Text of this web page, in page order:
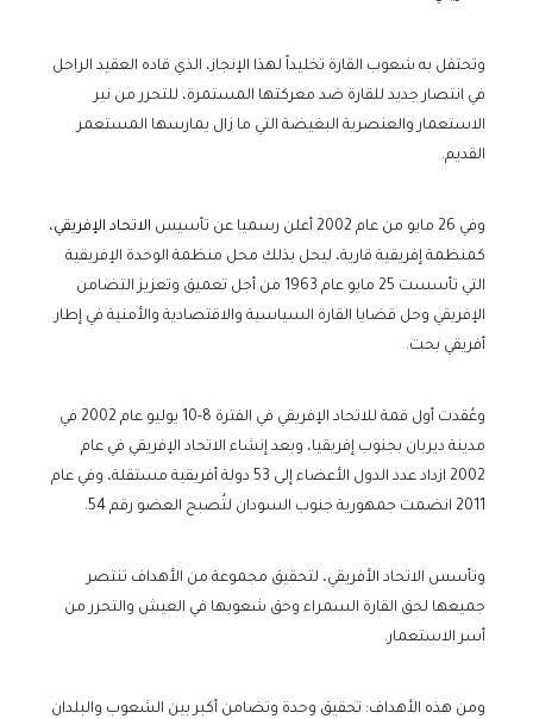
وتحتفل به شعوب القارة تخليداً لهذا الإنجاز، الذي قاده العقيد الراحل
في انتصار جديد للقارة ضد معركتها المستمرة، للتحرر من نير
الاستعمار والعنصرية البغيضة التي ما زال يمارسها المستعمر
القديم.
وفي 26 مايو من عام 2002 أعلن رسميا عن تأسيس الاتحاد الإفريقي،
كمنظمة إفريقية قارية، ليحل بذلك محل منظمة الوحدة الإفريقية
التي تأسست 25 مايو عام 1963 من أجل تعميق وتعزيز التضامن
الإفريقي وحل قضايا القارة السياسية والاقتصادية والأمنية في إطار
أفريقي بحت.
وعُقدت أول قمة للاتحاد الإفريقي في الفترة 8-10 يوليو عام 2002 في
مدينة ديربان بجنوب إفريقيا، وبعد إنشاء الاتحاد الإفريقي في عام
2002 ازداد عدد الدول الأعضاء إلى 53 دولة أفريقية مستقلة، وفي عام
2011 انضمت جمهورية جنوب السودان لتُصبح العضو رقم 54.
وتأسس الاتحاد الأفريقي، لتحقيق مجموعة من الأهداف تنتصر
جميعها لحق القارة السمراء وحق شعوبها في العيش والتحرر من
أسر الاستعمار.
ومن هذه الأهداف: تحقيق وحدة وتضامن أكبر بين الشعوب والبلدان